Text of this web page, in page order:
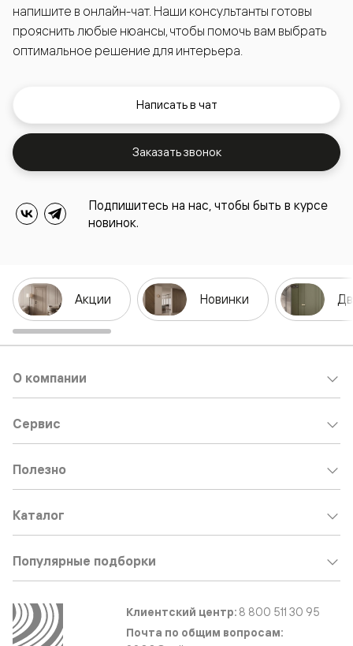
напишите в онлайн-чат. Наши консультанты готовы
прояснить любые нюансы, чтобы помочь вам выбрать
оптимальное решение для интерьера.
Написать в чат
Заказать звонок
Подпишитесь на нас, чтобы быть в курсе
новинок.
Акции Новинки
О компании
Сервис
Полезно
Каталог
Популярные подборки
Клиентский центр: 8 800 511 30 95
Почта по общим вопросам: